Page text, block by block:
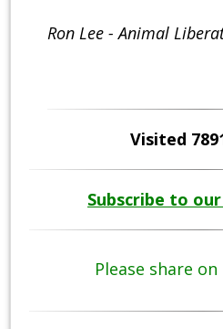
Ron Lee - Animal
Visited
Subscribe to
Please share on